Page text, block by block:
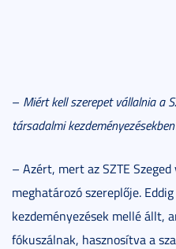
– Miért kell szerepet vállalnia a
társadalmi
– Azért, mert az SZTE
meghatározó szereplője.
kezdeményezések mellé állt,
fókuszálnak, hasznosítva a